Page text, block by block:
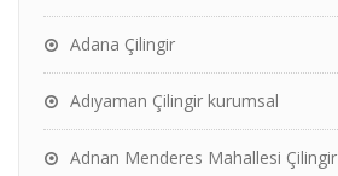
Adana Çilingir
Adıyaman Çilingir kurumsal
Adnan Menderes Mahallesi Çilingir